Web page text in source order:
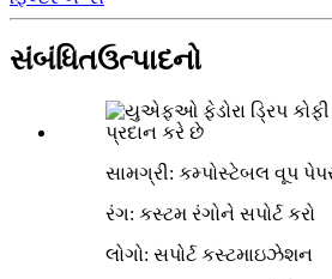
સંબંધિતઉત્પાદનો
સામગ્રી: કમ્પોસ્ટેબલ વૂપ
રંગ: કસ્ટમ રંગોને સપોર્ટ કરો
લોગો: સપોર્ટ કસ્ટમાઇઝેશન